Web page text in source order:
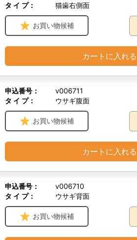
タ イ プ：
猫歯右側面
お買い物候補
カートに入れる
申込番号：
v006711
タ イ プ：
ウサギ腹面
お買い物候補
カートに入れる
申込番号：
v006710
タ イ プ：
ウサギ背面
お買い物候補